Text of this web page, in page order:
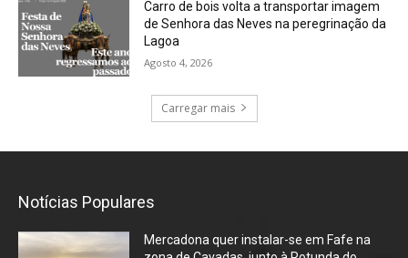
Carro de bois volta a transportar imagem
de Senhora das Neves na peregrinação da
Lagoa
Agosto 4, 2026
Carregar mais
Notícias Populares
Mercadona quer instalar-se em Fafe na